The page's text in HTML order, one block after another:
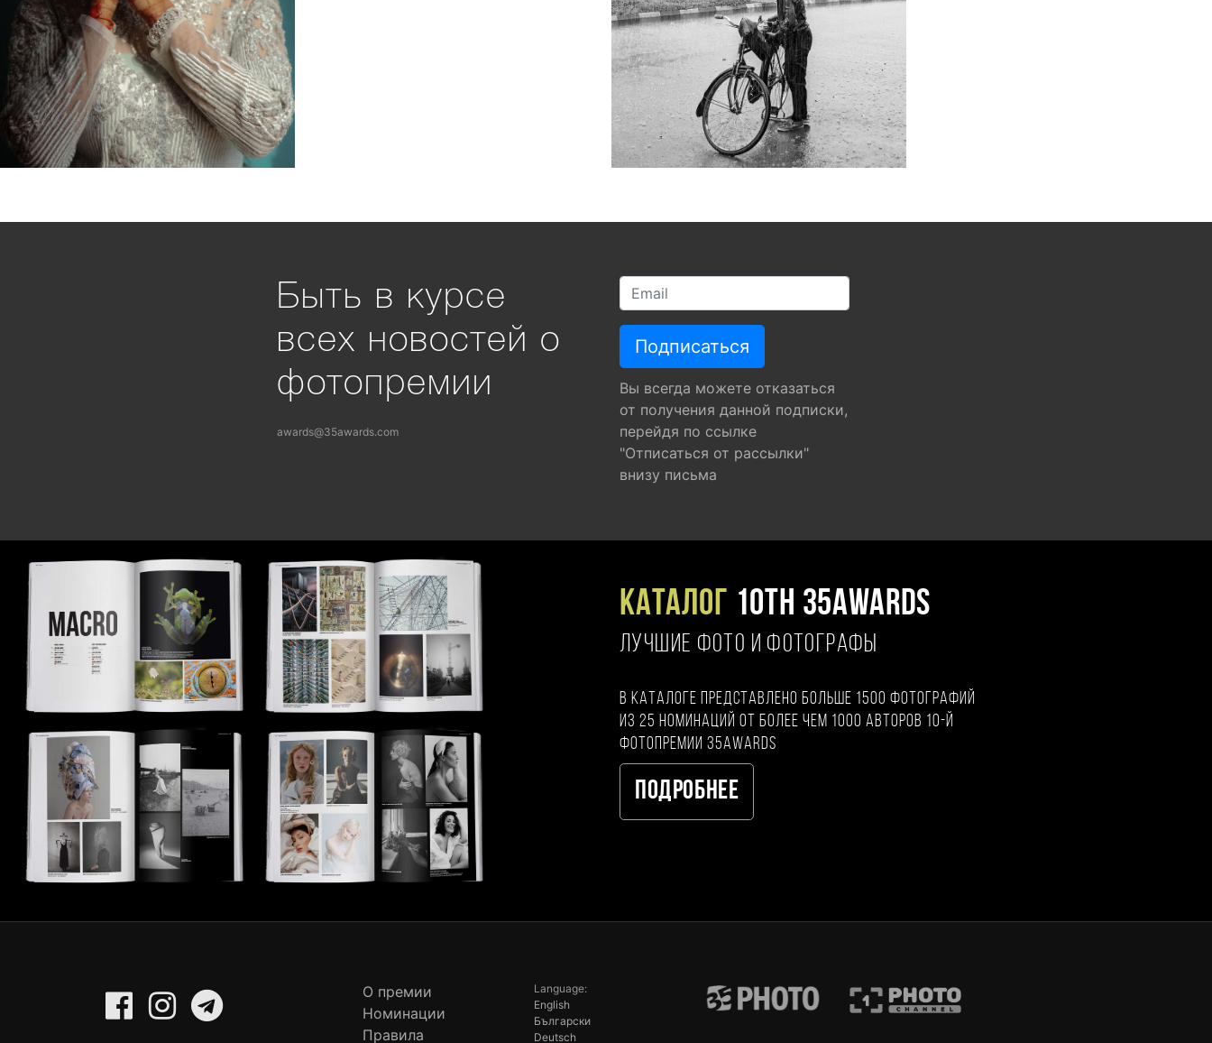
Быть в курсе
всех новостей о
фотопремии
awards@35awards.com
Вы всегда можете отказаться
от получения данной подписки,
перейдя по ссылке
"Отписаться от рассылки"
внизу письма
Каталог 10TH 35AWARDS
ЛУЧШИЕ ФОТО И ФОТОГРАФЫ
В каталоге представлено больше 1500 фотографий
из 25 номинаций от более чем 1000 авторов 10-й
фотопремии 35AWARDS
Подробнее
О премии
Номинации
Правила
Language:
English
Български
Deutsch